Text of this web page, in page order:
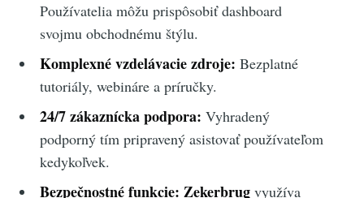
Používatelia môžu prispôsobiť dashboard
svojmu obchodnému štýlu.
Komplexné vzdelávacie zdroje: Bezplatné
tutoriály, webináre a príručky.
24/7 zákaznícka podpora: Vyhradený
podporný tím pripravený asistovať používateľom
kedykoľvek.
Bezpečnostné funkcie: Zekerbrugvyužíva